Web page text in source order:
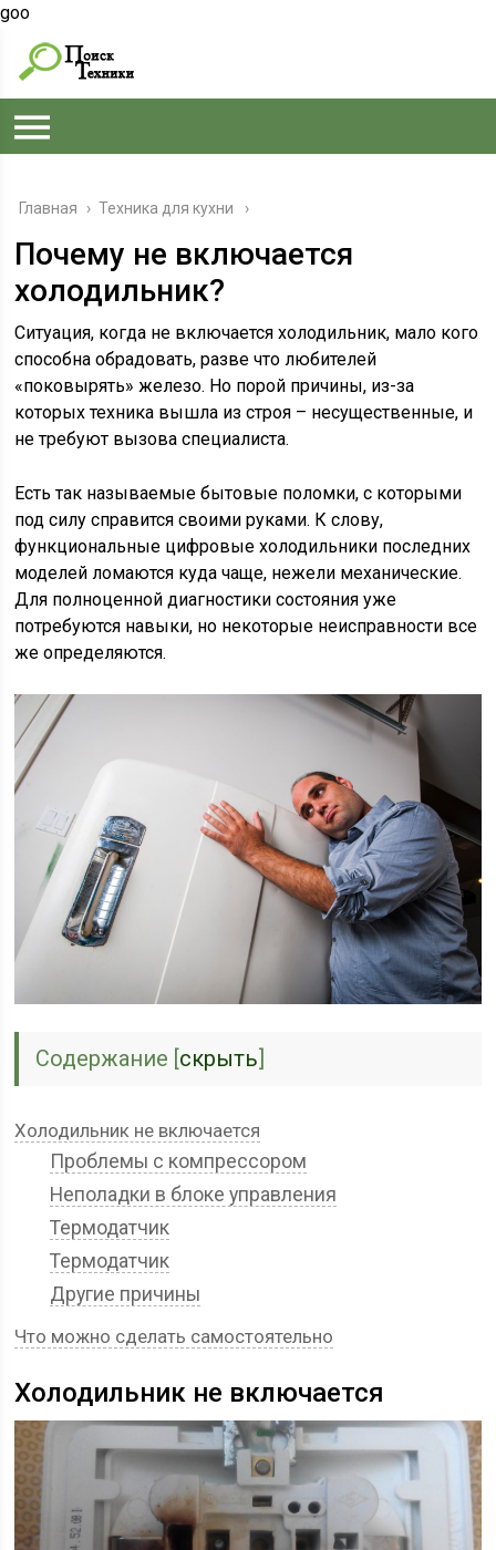
goo
Главная › Техника для кухни
Почему не включается
холодильник?
Ситуация, когда не включается холодильник, мало кого
способна обрадовать, разве что любителей
«поковырять» железо. Но порой причины, из-за
которых техника вышла из строя – несущественные, и
не требуют вызова специалиста.
Есть так называемые бытовые поломки, с которыми
под силу справится своими руками. К слову,
функциональные цифровые холодильники последних
моделей ломаются куда чаще, нежели механические.
Для полноценной диагностики состояния уже
потребуются навыки, но некоторые неисправности все
же определяются.
Содержание [скрыть]
Холодильник не включается
Проблемы с компрессором
Неполадки в блоке управления
Термодатчик
Термодатчик
Другие причины
Что можно сделать самостоятельно
Холодильник не включается